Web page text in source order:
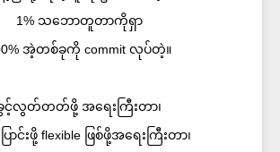
1% သဘောတူတာကိုရှာ
အဲ့တစ်ခုကို commit လုပ်တဲ့။
င့်လွတ်တတ်ဖို့ အရေးကြီးတာ၊
ြောင်းဖို့ flexible ဖြစ်ဖို့အရေးကြီးတာ၊